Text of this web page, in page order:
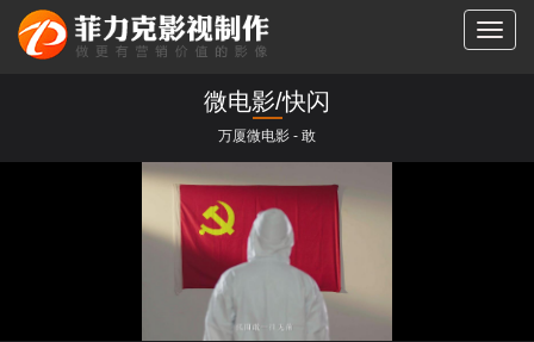
切
微电影/快闪
万厦微电影 - 敢
类别： 全部 TVC拍摄 产品视频
二维/三维动画 房地产类 微电影/快闪